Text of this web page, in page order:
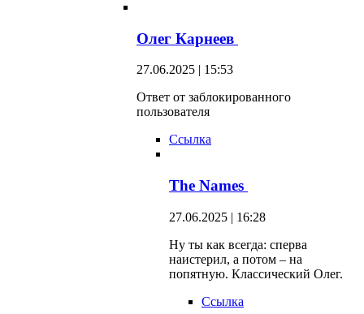
Олег Карнеев
27.06.2025 | 15:53
Ответ от заблокированного
пользователя
Ссылка
The Names
27.06.2025 | 16:28
Ну ты как всегда: сперва
наистерил, а потом – на
попятную. Классический Олег.
Ссылка